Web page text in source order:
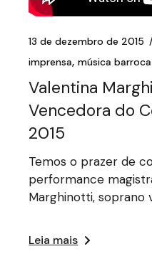
13 de dezembro de 2015
imprensa música barroca
Valentina
Vencedora do
2015
Temos o prazer de
performance
Marghinotti, soprano
Leia mais